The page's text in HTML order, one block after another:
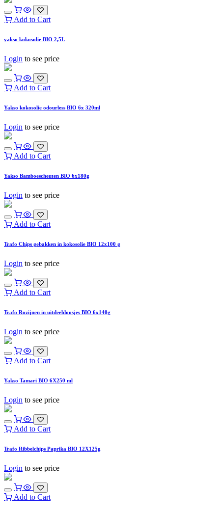
Add to Cart
yakso kokosolie BIO 2,5L
Login to see price
Add to Cart
Yakso kokosolie odourless BIO 6x 320ml
Login to see price
Add to Cart
Yakso Bamboescheuten BIO 6x180g
Login to see price
Add to Cart
Trafo Chips gebakken in kokosolie BIO 12x100 g
Login to see price
Add to Cart
Trafo Rozijnen in uitdeeldoosjes BIO 6x140g
Login to see price
Add to Cart
Yakso Tamari BIO 6X250 ml
Login to see price
Add to Cart
Trafo Ribbelchips Paprika BIO 12X125g
Login to see price
Add to Cart